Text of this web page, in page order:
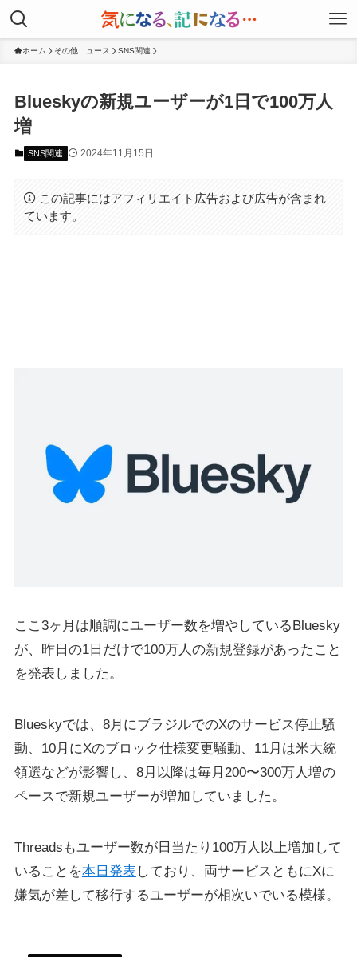
ホーム その他ニュース SNS関連
Blueskyの新規ユーザーが1日で100万人
増
SNS関連 2024年11月15日
この記事にはアフィリエイト広告および広告が含まれ
ています。
ここ3ヶ月は順調にユーザー数を増やしているBluesky
が、昨日の1日だけで100万人の新規登録があったこと
を発表しました。
Blueskyでは、8月にブラジルでのXのサービス停止騒
動、10月にXのブロック仕様変更騒動、11月は米大統
領選などが影響し、8月以降は毎月200〜300万人増の
ペースで新規ユーザーが増加していました。
Threadsもユーザー数が日当たり100万人以上増加して
いることを本日発表 しており、両サービスともにXに
嫌気が差して移行するユーザーが相次いでいる模様。